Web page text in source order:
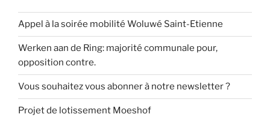
Appel à la soirée mobilité Woluwé Saint-Etienne
Werken aan de Ring: majorité communale pour,
opposition contre.
Vous souhaitez vous abonner à notre newsletter ?
Projet de lotissement Moeshof